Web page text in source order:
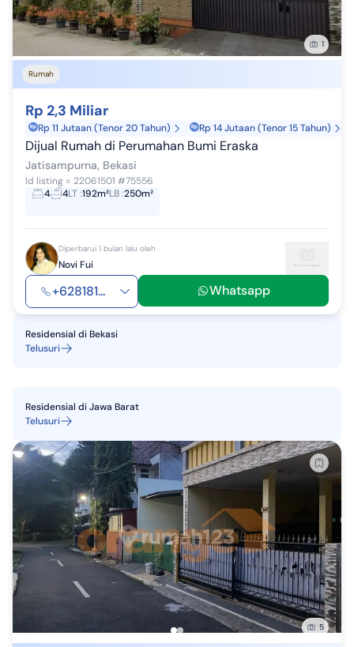
1
Rumah
Rp 2,3 Miliar
Rp 11 Jutaan (Tenor 20 Tahun) Rp 14 Jutaan (Tenor 15 Tahun)
Dijual Rumah di Perumahan Bumi Eraska
Jatisampurna, Bekasi
Id listing = 22061501 #75556
4
4LT:192m²LB:250m²
Diperbarui 1 bulan lalu oleh
Novi Fui
+628181... Whatsapp
Residensial diBekasi
Telusuri
Residensial diJawa Barat
Telusuri
5